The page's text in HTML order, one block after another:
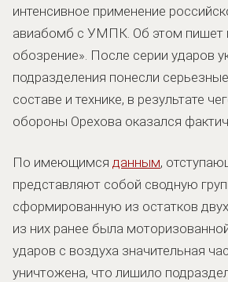
интенсивное применение
авиабомб с УМПК. Об этом пишет
обозрение». После серии ударов
подразделения понесли
составе и технике, в результате
обороны Орехова оказался
По имеющимся данным,
представляют собой сводную
сформированную из остатков
из них ранее была
ударов с воздуха значительная
уничтожена, что лишило